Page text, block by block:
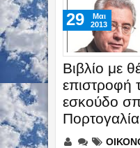
Bιβλίο με
επιστροφή
εσκούδο
29
Mαι
2013